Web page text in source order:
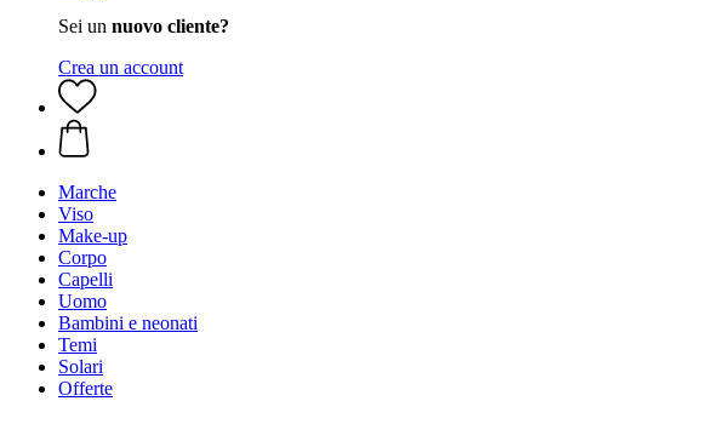
Sei un nuovo cliente?
Crea un account
Marche
Viso
Make-up
Corpo
Capelli
Uomo
Bambini e neonati
Temi
Solari
Offerte